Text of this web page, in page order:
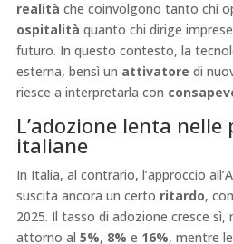
realità che coinvolgono tanto chi
ospitalità quanto chi dirige
futuro. In questo contesto, la
esterna, bensì un attivatore di
riesce a interpretarla con
L’adozione lenta nelle
italiane
In Italia, al contrario, l’approccio
suscita ancora un certo ritardo,
2025. Il tasso di adozione cresce sì,
attorno al 5%, 8% e 16%, mentre le